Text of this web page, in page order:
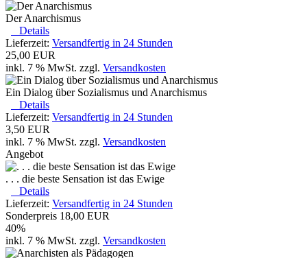
Der Anarchismus
Details
Lieferzeit: Versandfertig in 24 Stunden
25,00 EUR
inkl. 7 % MwSt. zzgl. Versandkosten
Ein Dialog über Sozialismus und Anarchismus
Details
Lieferzeit: Versandfertig in 24 Stunden
3,50 EUR
inkl. 7 % MwSt. zzgl. Versandkosten
Angebot
. . . die beste Sensation ist das Ewige
Details
Lieferzeit: Versandfertig in 24 Stunden
Sonderpreis 18,00 EUR
40%
inkl. 7 % MwSt. zzgl. Versandkosten